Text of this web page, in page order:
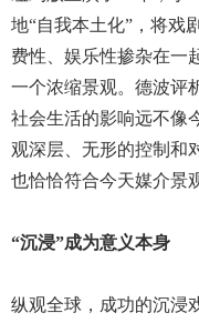
地“自我本土化”，将戏
费性、娱乐性掺杂在一
一个浓缩景观。德波评
社会生活的影响远不像
观深层、无形的控制和
也恰恰符合今天媒介景
“沉浸”成为意义本身
纵观全球，成功的沉浸